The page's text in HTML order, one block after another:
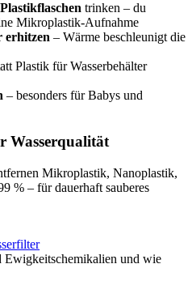
trinken – du
Mikroplastik-Aufnahme
erhitzen – Wärme beschleunigt die
Plastik für Wasserbehälter
– besonders für Babys und
Wasserqualität
Mikroplastik, Nanoplastik,
% – für dauerhaft sauberes
Ewigkeitschemikalien und wie